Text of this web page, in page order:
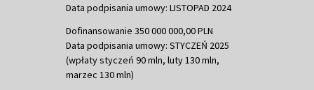
Data podpisania umowy: LISTOPAD 2024
Dofinansowanie 350 000 000,00 PLN
Data podpisania umowy: STYCZEŃ 2025
(wpłaty styczeń 90 mln, luty 130 mln,
marzec 130 mln)